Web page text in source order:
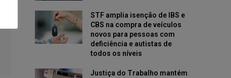
STF amplia isenção de IBS e
CBS na compra de veículos
novos para pessoas com
deficiência e autistas de
todos os níveis
Justiça do Trabalho mantém